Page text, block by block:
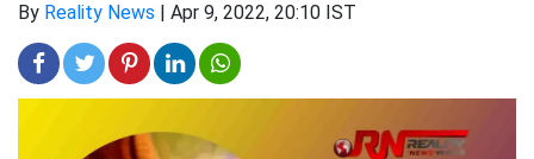
By Reality News | Apr 9, 2022, 20:10 IST